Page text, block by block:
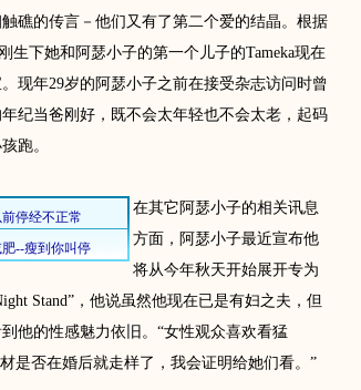
礁的传言－他们又有了第二个爱的结晶。根据
生下她和阿瑟小子的第一个儿子的Tameka现在
现年29岁的阿瑟小子之前在接受杂志访问时曾
纪当爸刚好，既不会太年轻也不会太老，起码
跑。
在其它阿瑟小子的相关讯息
方面，阿瑟小子最近宣布他
将从今年秋天开始展开专为
Stand”，他说虽然他现在已是有妇之夫，但
他的性感魅力依旧。“女性观众喜欢看猛
是否在婚后就走样了，我会证明给她们看。”